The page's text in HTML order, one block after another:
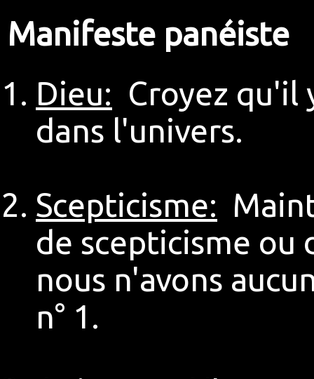
Manifeste panéiste
Dieu: Croyez qu'il
dans l'univers.
Scepticisme:
de scepticisme ou
nous n'avons
n° 1.